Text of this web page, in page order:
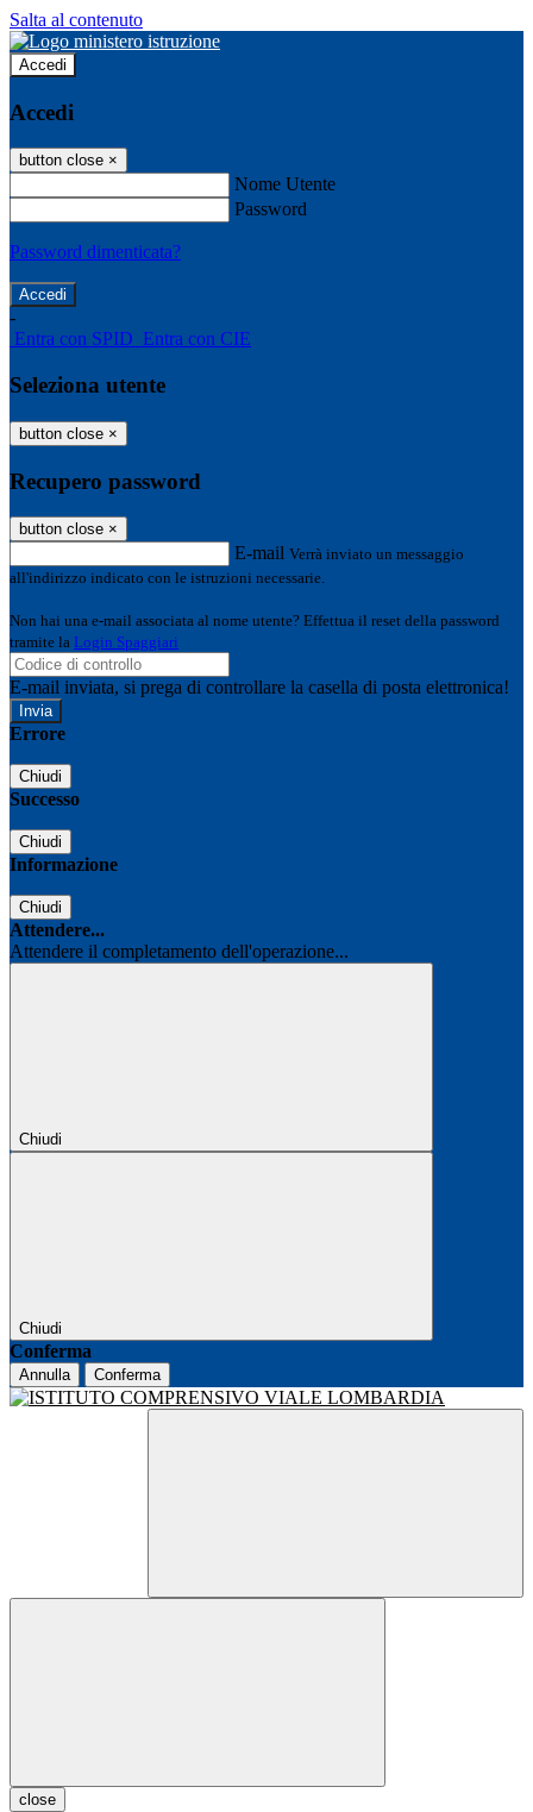
Salta al contenuto
Accedi
Accedi
button close ×
Nome Utente
Password
Password dimenticata?
-
Entra con SPID Entra con CIE
Seleziona utente
button close ×
Recupero password
button close ×
E-mail Verrà inviato un messaggio
all'indirizzo indicato con le istruzioni necessarie.
Non hai una e-mail associata al nome utente? Effettua il reset della password
tramite la Login Spaggiari
E-mail inviata, si prega di controllare la casella di posta elettronica!
Errore
Chiudi
Successo
Chiudi
Informazione
Chiudi
Attendere...
Attendere il completamento dell'operazione...
Chiudi
Chiudi
Conferma
Annulla Conferma
close